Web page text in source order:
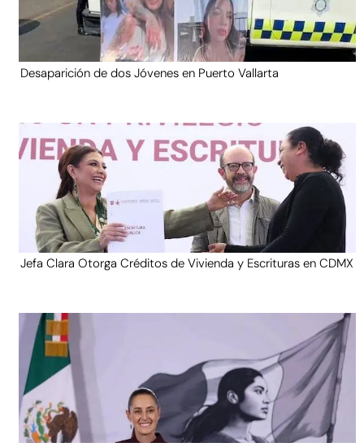
Desaparición de dos Jóvenes en Puerto Vallarta
Jefa Clara Otorga Créditos de Vivienda y Escrituras en CDMX